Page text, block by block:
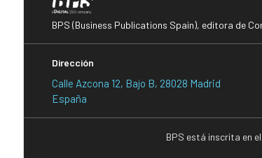
BPS (Business Publications Spain), editora de
Dirección
Calle Azcona 12, Bajo B, 28028 Madrid
España
BPS está inscrita en